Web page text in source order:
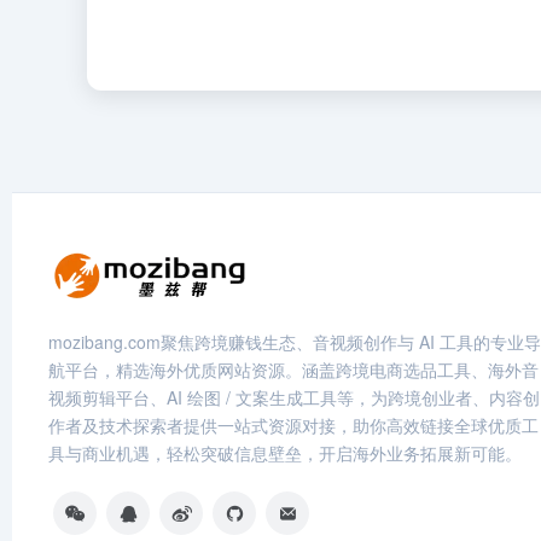
mozibang.com聚焦跨境赚钱生态、音视频创作与 AI 工具的专业导
航平台，精选海外优质网站资源。涵盖跨境电商选品工具、海外音
视频剪辑平台、AI 绘图 / 文案生成工具等，为跨境创业者、内容创
作者及技术探索者提供一站式资源对接，助你高效链接全球优质工
具与商业机遇，轻松突破信息壁垒，开启海外业务拓展新可能。